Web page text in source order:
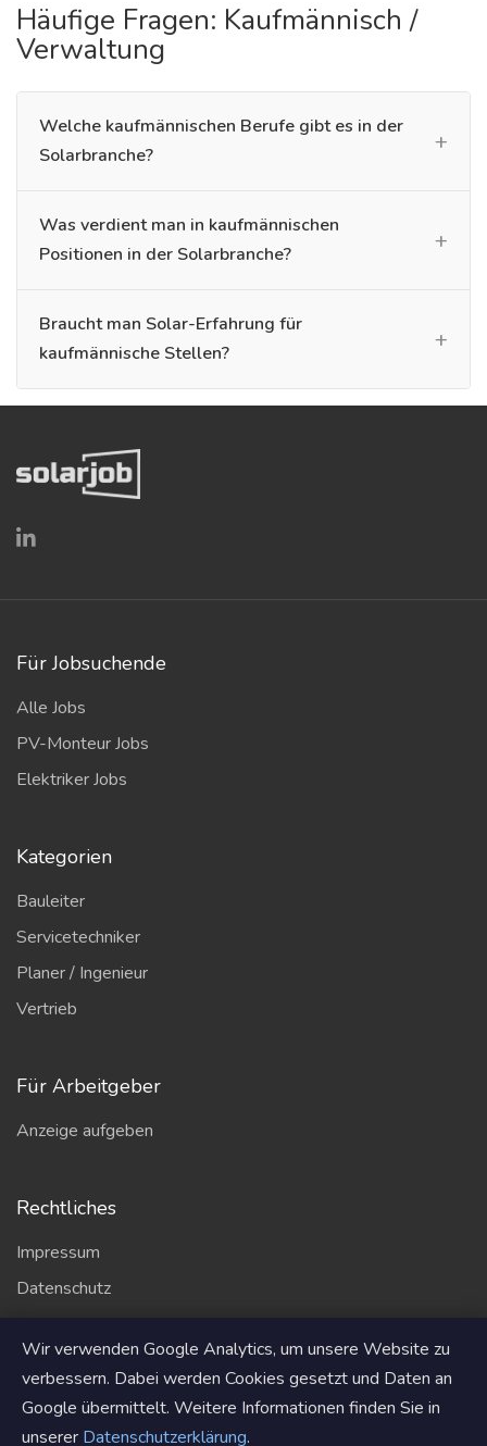
Häufige Fragen: Kaufmännisch /
Verwaltung
Welche kaufmännischen Berufe gibt es in der
Solarbranche?
Was verdient man in kaufmännischen
Positionen in der Solarbranche?
Braucht man Solar-Erfahrung für
kaufmännische Stellen?
Für Jobsuchende
Alle Jobs
PV-Monteur Jobs
Elektriker Jobs
Kategorien
Bauleiter
Servicetechniker
Planer / Ingenieur
Vertrieb
Für Arbeitgeber
Anzeige aufgeben
Rechtliches
Impressum
Datenschutz
Partner
Wir verwenden Google Analytics, um unsere Website zu
verbessern. Dabei werden Cookies gesetzt und Daten an
Google übermittelt. Weitere Informationen finden Sie in
unserer Datenschutzerklärung.